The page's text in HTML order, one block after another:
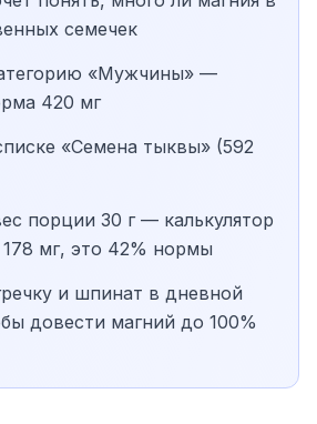
семечек
«Мужчины» —
420 мг
«Семена тыквы» (592
порции 30 г — калькулятор
178 мг, это 42% нормы
и шпинат в дневной
довести магний до 100%